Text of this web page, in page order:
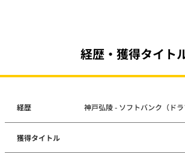
経歴・獲得タイト
経歴 神戸弘陵 - ソフトバンク（ドラ
獲得タイトル